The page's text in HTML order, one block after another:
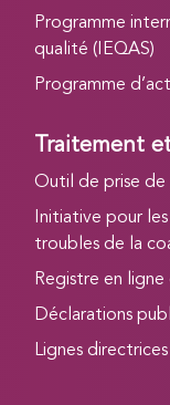
Programme
qualité (IEQAS)
Programme
Traitement
Outil de prise de
Initiative pour
troubles de la
Registre en ligne
Déclarations
Lignes